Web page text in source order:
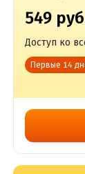
549
Доступ ко
Первые 14